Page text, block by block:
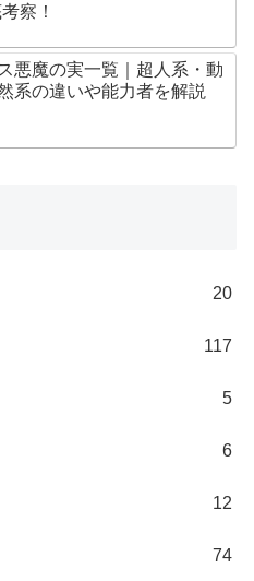
察！
悪魔の実一覧｜超人系・動
系の違いや能力者を解説
20
117
5
6
12
74